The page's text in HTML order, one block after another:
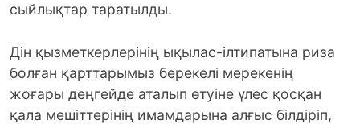
сыйлықтар таратылды.
Дін қызметкерлерінің ықылас-ілтипатына риза
болған қарттарымыз берекелі мерекенің
жоғары деңгейде аталып өтуіне үлес қосқан
қала мешіттерінің имамдарына алғыс білдіріп,